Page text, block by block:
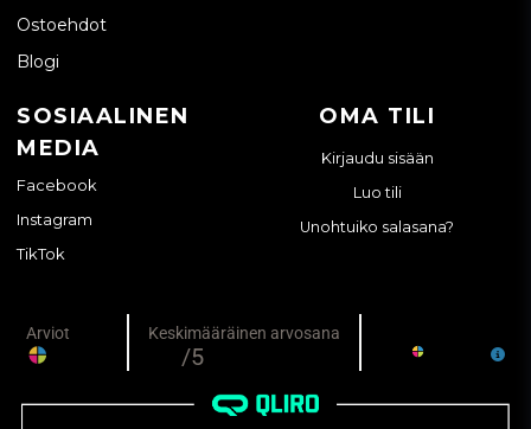
Ostoehdot
Blogi
SOSIAALINEN
MEDIA
Facebook
Instagram
TikTok
OMA TILI
Kirjaudu sisään
Luo tili
Unohtuiko salasana?